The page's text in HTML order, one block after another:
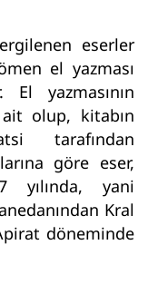
eserler
el yazması
yazmasının
ait olup, kitabın
tarafından
göre eser,
yılında, yani
Kral
döneminde